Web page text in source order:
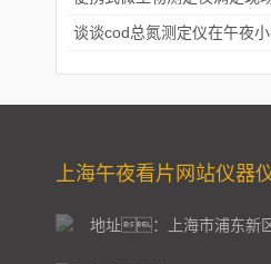
上海午夜看片网站仪器
地址：上海市浦东新